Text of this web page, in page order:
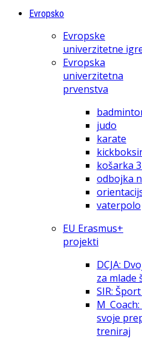
Evropsko
Evropske
univerzitetne
Evropska
univerzitetna
prvenstva
judo
karate
košarka
odbojka
vaterpolo
EU Erasmus+
projekti
DCJA:
za mlade
SIR:
svoje
treniraj